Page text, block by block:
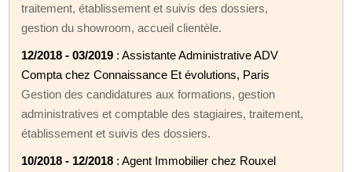
traitement, établissement et suivis des dossiers,
gestion du showroom, accueil clientèle.
12/2018 - 03/2019 : Assistante Administrative ADV
Compta chez Connaissance Et évolutions, Paris
Gestion des candidatures aux formations, gestion
administratives et comptable des stagiaires, traitement,
établissement et suivis des dossiers.
10/2018 - 12/2018 : Agent Immobilier chez Rouxel